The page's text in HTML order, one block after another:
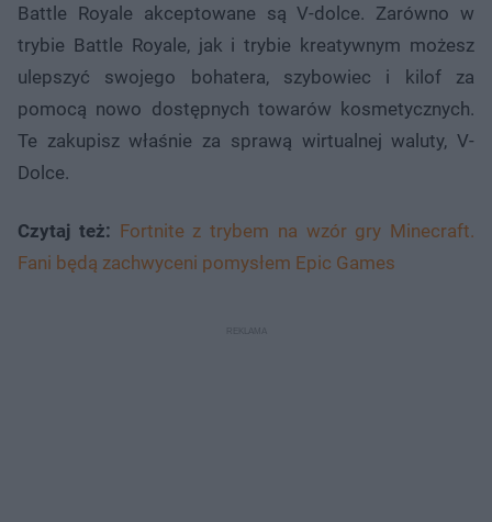
Battle Royale akceptowane są V-dolce. Zarówno w
trybie Battle Royale, jak i trybie kreatywnym możesz
ulepszyć swojego bohatera, szybowiec i kilof za
pomocą nowo dostępnych towarów kosmetycznych.
Te zakupisz właśnie za sprawą wirtualnej waluty, V-
Dolce.
Czytaj też: Fortnite z trybem na wzór gry Minecraft.
Fani będą zachwyceni pomysłem Epic Games